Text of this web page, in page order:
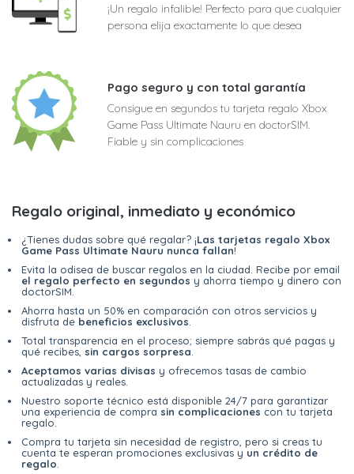
¡Un regalo infalible! Perfecto para que cualquier
persona elija exactamente lo que desea
Pago seguro y con total garantía
Consigue en segundos tu tarjeta regalo Xbox
Game Pass Ultimate Nauru en doctorSIM.
Fiable y sin complicaciones
Regalo original, inmediato y económico
¿Tienes dudas sobre qué regalar? ¡Las tarjetas regalo Xbox
Game Pass Ultimate Nauru nunca fallan!
Evita la odisea de buscar regalos en la ciudad. Recibe por email
el regalo perfecto en segundos y ahorra tiempo y dinero con
doctorSIM.
Ahorra hasta un 50% en comparación con otros servicios y
disfruta de beneficios exclusivos
Total transparencia en el proceso; siempre sabrás qué pagas y
qué recibes, sin cargos sorpresa
Aceptamos varias divisas y ofrecemos tasas de cambio
actualizadas y reales.
Nuestro soporte técnico está disponible 24/7 para garantizar
una experiencia de compra sin complicaciones con tu tarjeta
regalo.
Compra tu tarjeta sin necesidad de registro, pero si creas tu
cuenta te esperan promociones exclusivas y un crédito de
regalo